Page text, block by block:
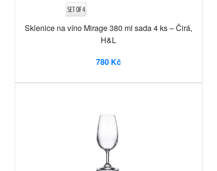
Sklenice na víno Mirage 380 ml sada 4 ks – Čirá,
H&L
780 Kč